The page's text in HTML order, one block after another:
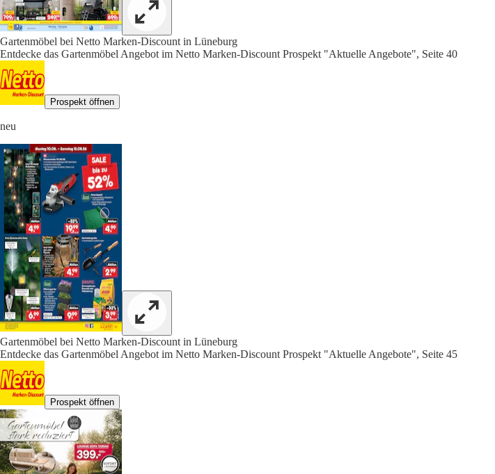
Gartenmöbel bei Netto Marken-Discount in Lüneburg
Entdecke das Gartenmöbel Angebot im Netto Marken-Discount Prospekt "Aktuelle Angebote", Seite 40
Prospekt öffnen
neu
Gartenmöbel bei Netto Marken-Discount in Lüneburg
Entdecke das Gartenmöbel Angebot im Netto Marken-Discount Prospekt "Aktuelle Angebote", Seite 45
Prospekt öffnen